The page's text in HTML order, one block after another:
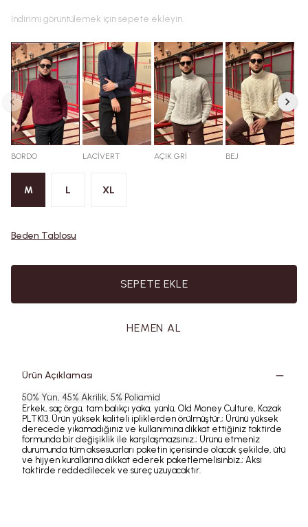
İndirimi görüntülemek için sepete ekleyin.
BORDO LACİVERT AÇIK GRİ BEJ
M L XL
Beden Tablosu
SEPETE EKLE
HEMEN AL
Ürün Açıklaması
50% Yün, 45% Akrilik, 5% Poliamid
Erkek, saç örgü, tam balıkçı yaka, yünlü, Old Money Culture, Kazak
PLTK13. Ürün yüksek kaliteli ipliklerden örülmüştür.; Ürünü yüksek
derecede yıkamadığınız ve kullanımına dikkat ettiğiniz taktirde
formunda bir değişiklik ile karşılaşmazsınız.; Ürünü etmeniz
durumunda tüm aksesuarları paketin içerisinde olacak şekilde, ütü
ve hijyen kurallarına dikkat ederek paketlemelisinbiz.; Aksi
taktirde reddedilecek ve süreç uzuyacaktır.